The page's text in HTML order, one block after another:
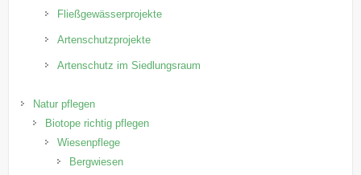
Fließgewässerprojekte
Artenschutzprojekte
Artenschutz im Siedlungsraum
Natur pflegen
Biotope richtig pflegen
Wiesenpflege
Bergwiesen